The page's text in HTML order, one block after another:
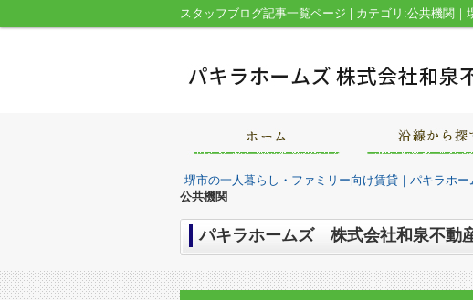
堺市の一人暮らし・ファミリー向け賃貸｜パキラホ
公共機関
パキラホームズ 株式会社和泉不動